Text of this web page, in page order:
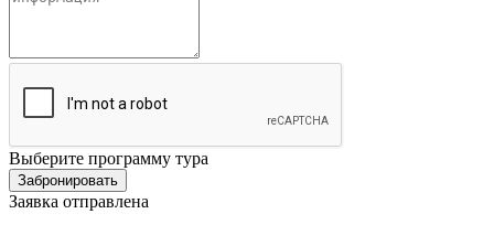
Выберите программу тура
Заявка отправлена